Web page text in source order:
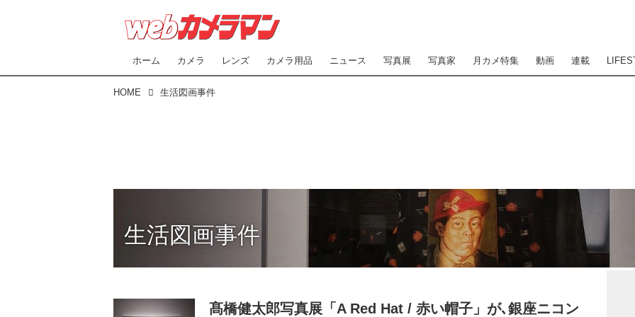
ホーム カメラ レンズ カメラ用品 ニュース 写真展 写真家 月カメ特集 動画 連載
HOME 生活図画事件
生活図画事件
髙橋健太郎写真展「A Red Hat / 赤い帽子」が､銀座ニコン